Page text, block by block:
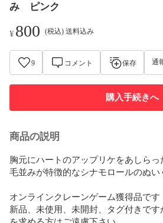
み ピンク
¥800 (税込) 送料込み
9 コメント 保存 通
購入手続きへ
商品の説明
胸元にハートのアップリケをあしら
毛並みが特徴的なシナモロールのぬい
オンラインクレーンゲーム獲得品です
新品、未使用、未開封、タグ付きで